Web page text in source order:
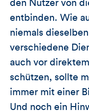
den Nutzer von
entbinden. Wie
niemals
verschiedene
auch vor
schützen, sollte
immer mit einer
Und noch ein